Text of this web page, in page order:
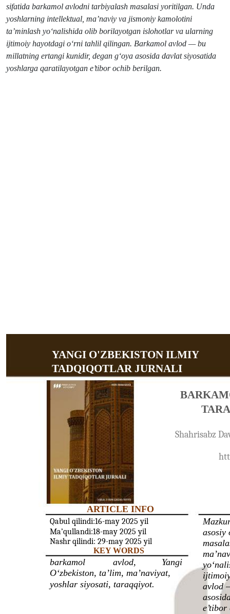
sifatida barkamol avlodni tarbiyalash masalasi yoritilgan. Unda
yoshlarning intellektual, ma’naviy va jismoniy kamolotini
ta’minlash yoʻnalishida olib borilayotgan islohotlar va ularning
ijtimoiy hayotdagi oʻrni tahlil qilingan. Barkamol avlod — bu
millatning ertangi kunidir, degan gʻoya asosida davlat siyosatida
yoshlarga qaratilayotgan e’tibor ochib berilgan.
YANGI O'ZBEKISTON ILMIY
TADQIQOTLAR JURNALI
Shahrisabz
ARTICLE INFO
Qabul qilindi:16-may 2025 yil
Ma’qullandi:18-may 2025 yil
Nashr qilindi: 29-may 2025 yil
asosiy
avlod
KEY WORDS
barkamol avlod,
Yangi
Oʻzbekiston, ta’lim, ma’naviyat,
yoshlar siyosati, taraqqiyot.